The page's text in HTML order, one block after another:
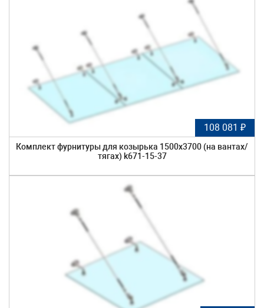
108 081 ₽
Комплект фурнитуры для козырька 1500х3700 (на вантах/
тягах) k671-15-37